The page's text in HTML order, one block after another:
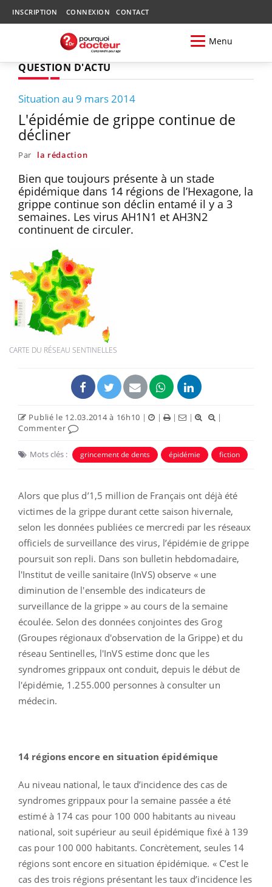
INSCRIPTION CONNEXION CONTACT
Menu
QUESTION D'ACTU
Situation au 9 mars 2014
L'épidémie de grippe continue de
décliner
Par la rédaction
Bien que toujours présente à un stade
épidémique dans 14 régions de l’Hexagone, la
grippe continue son déclin entamé il y a 3
semaines. Les virus AH1N1 et AH3N2
continuent de circuler.
CARTE DU RÉSEAU SENTINELLES
Publié le 12.03.2014 à 16h10 | | | |
|
Commenter
Mots clés : grincement de dents épidémie fiction
Alors que plus d’1,5 million de Français ont déjà été
victimes de la grippe durant cette saison hivernale,
selon les données publiées ce mercredi par les réseaux
officiels de surveillance des virus, l’épidémie de grippe
poursuit son repli. Dans son bulletin hebdomadaire,
l'Institut de veille sanitaire (InVS) observe « une
diminution de l'ensemble des indicateurs de
surveillance de la grippe » au cours de la semaine
écoulée. Selon des données conjointes des Grog
(Groupes régionaux d'observation de la Grippe) et du
réseau Sentinelles, l'InVS estime donc que les
syndromes grippaux ont conduit, depuis le début de
l'épidémie, 1.255.000 personnes à consulter un
médecin.
14 régions encore en situation épidémique
Au niveau national, le taux d’incidence des cas de
syndromes grippaux pour la semaine passée a été
estimé à 174 cas pour 100 000 habitants au niveau
national, soit supérieur au seuil épidémique fixé à 139
cas pour 100 000 habitants. Concrètement, seules 14
régions sont encore en situation épidémique. « C’est le
cas des trois régions présentant les taux d’incidence les